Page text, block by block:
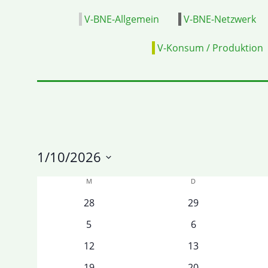
V-BNE-Allgemein
V-BNE-Netzwerk
V-Konsum / Produktion
1/10/2026
wählen.
Kalender
Veranstaltungen
M D
0
28
0
29
0
5
0
6
0
12
0
13